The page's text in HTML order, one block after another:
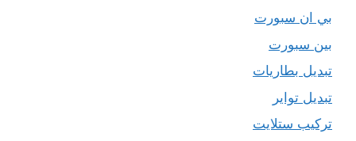
بي ان سبورت
بين سبورت
تبديل بطاريات
تبديل تواير
تركيب ستلايت